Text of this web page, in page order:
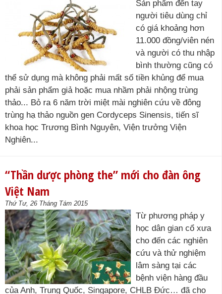
Sản phẩm đến tay
người tiêu dùng chỉ
có giá khoảng hơn
11.000 đồng/viên nén
và người có thu nhập
bình thường cũng có
thể sử dụng mà không phải mất số tiền khủng để mua
phải sản phẩm giả hoặc mua nhầm phải nhộng trùng
thảo... Bỏ ra 6 năm trời miệt mài nghiên cứu về đông
trùng hạ thảo nguồn gen Cordyceps Sinensis, tiến sĩ
khoa học Trương Bình Nguyên, Viện trưởng Viện
Nghiên...
“Thần dược phòng the” mới cho đàn ông
Việt Nam
Thứ Tư, 26 Tháng Tám 2015
Từ phương pháp y
học dân gian cổ xưa
cho đến các nghiên
cứu và thử nghiệm
lâm sàng tại các
bệnh viện hàng đầu
của Anh, Trung Quốc, Singapore, CHLB Đức… đã cho